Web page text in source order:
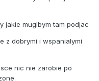
jakie muglbym tam podjac
z dobrymi i wspanialymi
nic nie zarobie po